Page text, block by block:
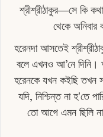
শ্রীশ্রীঠাকুর—সে কি
থেকে
হরেনদা আসতেই
বলে এখনও আ’নে দিনি।
হরেনকে যখন কইছি তখন
যদি, নিশ্চিন্ত না হ'তে
তাে আগে এমন ছিলি